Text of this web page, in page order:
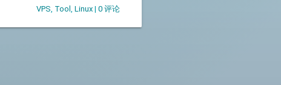
VPS, Tool , Linux | 0 评论